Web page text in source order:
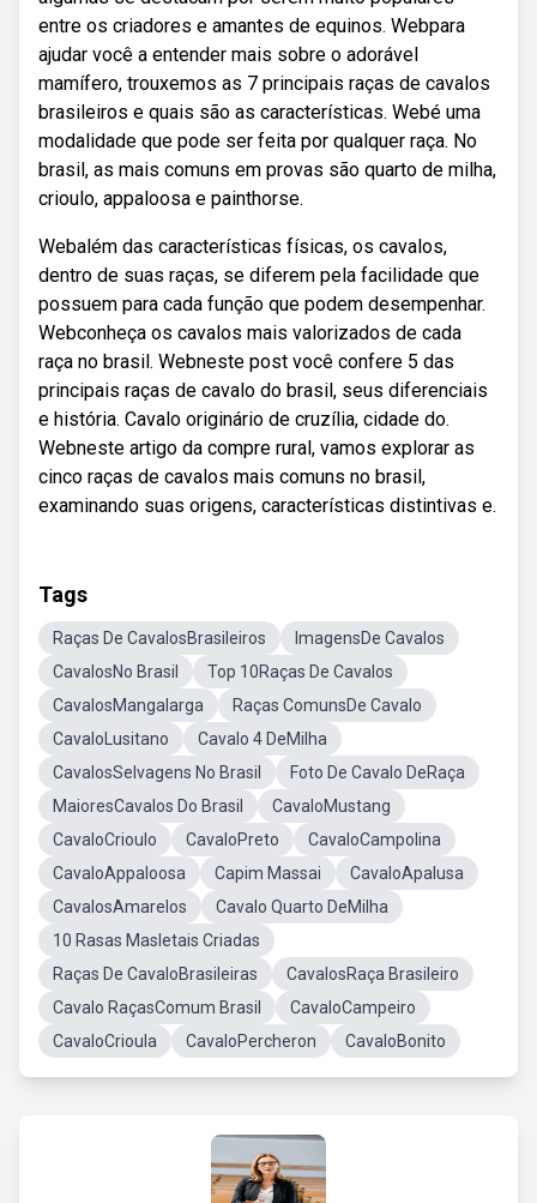
entre os criadores e amantes de equinos. Webpara
ajudar você a entender mais sobre o adorável
mamífero, trouxemos as 7 principais raças de cavalos
brasileiros e quais são as características. Webé uma
modalidade que pode ser feita por qualquer raça. No
brasil, as mais comuns em provas são quarto de milha,
crioulo, appaloosa e painthorse.
Webalém das características físicas, os cavalos,
dentro de suas raças, se diferem pela facilidade que
possuem para cada função que podem desempenhar.
Webconheça os cavalos mais valorizados de cada
raça no brasil. Webneste post você confere 5 das
principais raças de cavalo do brasil, seus diferenciais
e história. Cavalo originário de cruzília, cidade do.
Webneste artigo da compre rural, vamos explorar as
cinco raças de cavalos mais comuns no brasil,
examinando suas origens, características distintivas e.
Tags
Raças De CavalosBrasileiros
ImagensDe Cavalos
CavalosNo Brasil
Top 10Raças De Cavalos
CavalosMangalarga
Raças ComunsDe Cavalo
CavaloLusitano
Cavalo 4 DeMilha
CavalosSelvagens No Brasil
Foto De Cavalo DeRaça
MaioresCavalos Do Brasil
CavaloMustang
CavaloCrioulo
CavaloPreto
CavaloCampolina
CavaloAppaloosa
Capim Massai
CavaloApalusa
CavalosAmarelos
Cavalo Quarto DeMilha
10 Rasas Masletais Criadas
Raças De CavaloBrasileiras
CavalosRaça Brasileiro
Cavalo RaçasComum Brasil
CavaloCampeiro
CavaloCrioula
CavaloPercheron CavaloBonito